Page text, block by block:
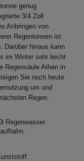
genug
3/4 Zoll
Anbringen von
Regentonnen ist
Darüber hinaus kann
im Winter sehr leicht
Regensäule Athen in
Sie noch heute
um und
Regen.
Regenwasser.